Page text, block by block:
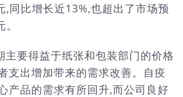
,同比增长近13%,也超出了市场预
主要得益于纸张和包装部门的价格
支出增加带来的需求改善。自疫
产品的需求有所回升,而公司良好